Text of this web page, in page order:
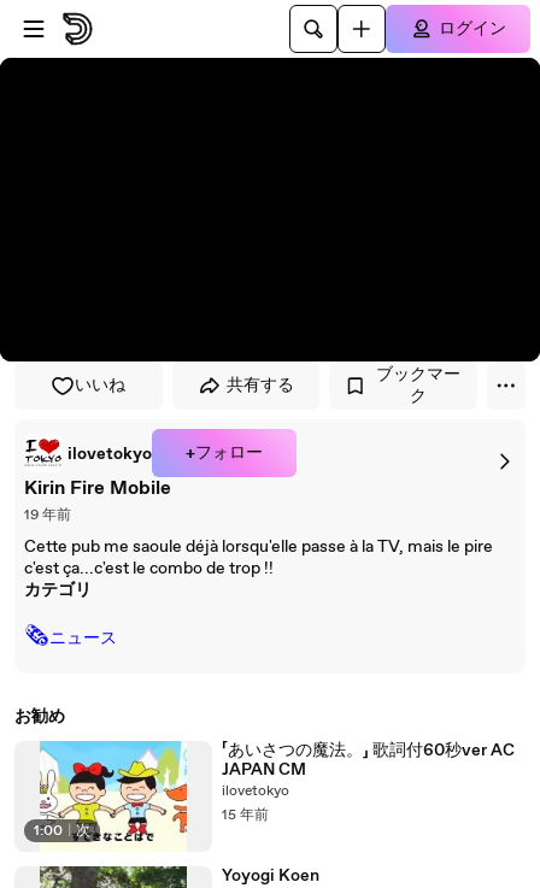
プレイヤーにスキップ
メインコンテンツにスキップ
ログイン
いいね 共有する
ブックマー
ク
ilovetokyo +フォロー
Kirin Fire Mobile
19 年前
Cette pub me saoule déjà lorsqu'elle passe à la TV, mais le pire
c'est ça...c'est le combo de trop !!
カテゴリ
🗞ニュース
お勧め
1:00 次
「あいさつの魔法。」 歌詞付60秒ver AC
JAPAN CM
ilovetokyo
15 年前
Yoyogi Koen